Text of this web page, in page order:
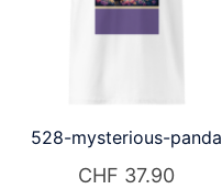
528-mysterious-panda
CHF 37.90